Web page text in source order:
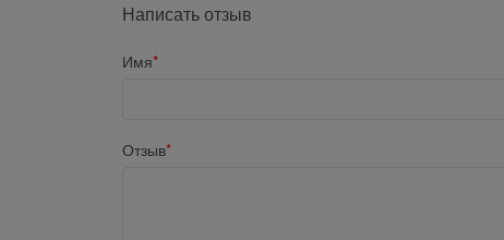
Написать отзыв
Имя
Отзыв